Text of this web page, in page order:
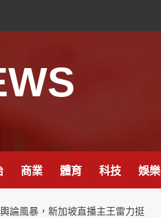
商業 體育 科技 娛樂
論風暴，新加坡直播主王雷力挺